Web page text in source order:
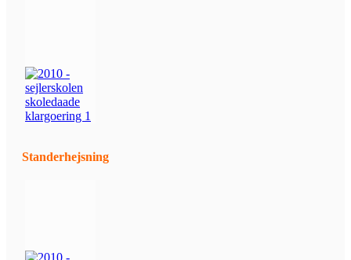
Standerhejsning